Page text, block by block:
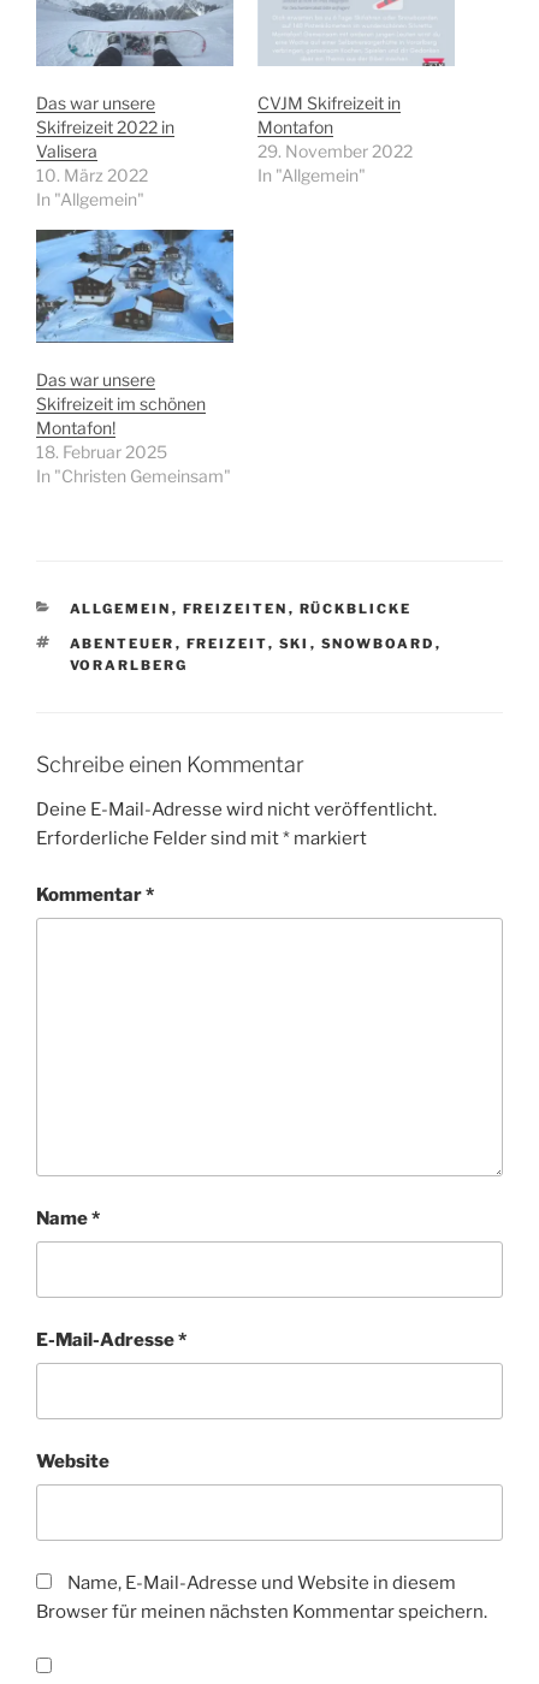
Das war unsere
Skifreizeit 2022 in
Valisera
10. März 2022
In "Allgemein"
CVJM Skifreizeit in
Montafon
29. November 2022
In "Allgemein"
Das war unsere
Skifreizeit im schönen
Montafon!
18. Februar 2025
In "Christen Gemeinsam"
KATEGORIEN
ALLGEMEIN , FREIZEITEN , RÜCKBLICKE
SCHLAGWÖRTER
ABENTEUER , FREIZEIT, SKI , SNOWBOARD ,
VORARLBERG
Schreibe einen Kommentar
Deine E-Mail-Adresse wird nicht veröffentlicht.
Erforderliche Felder sind mit* markiert
Kommentar*
Name*
E-Mail-Adresse*
Website
Name, E-Mail-Adresse und Website in diesem
Browser für meinen nächsten Kommentar speichern.